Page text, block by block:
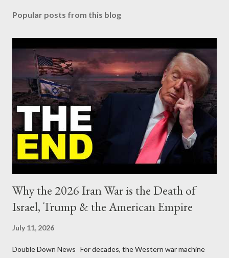
Popular posts from this blog
Why the 2026 Iran War is the Death of
Israel, Trump & the American Empire
July 11, 2026
Double Down News For decades, the Western war machine